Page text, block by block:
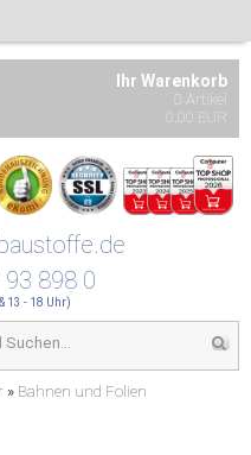
Ihr Warenkorb
0 Artikel
0,00 EUR
898 0
13 - 18 Uhr)
» Bahnen und Folien